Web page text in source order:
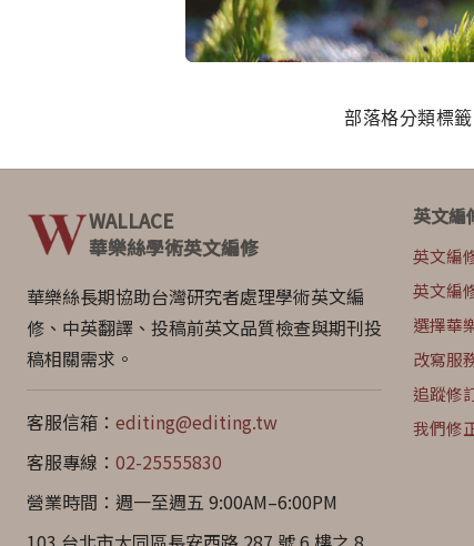
部落格分類標
WALLACE
華樂絲學術英文編修
華樂絲長期協助台灣研究者處理學術英文編
修、中英翻譯、投稿前英文品質檢查與期刊投
稿相關需求。
客服信箱： editing@editing.tw
客服專線： 02-25555830
營業時間：週一至週五 9:00AM–6:00PM
英文編
英文編
英文編
選擇華
改寫服
追蹤修
我們修